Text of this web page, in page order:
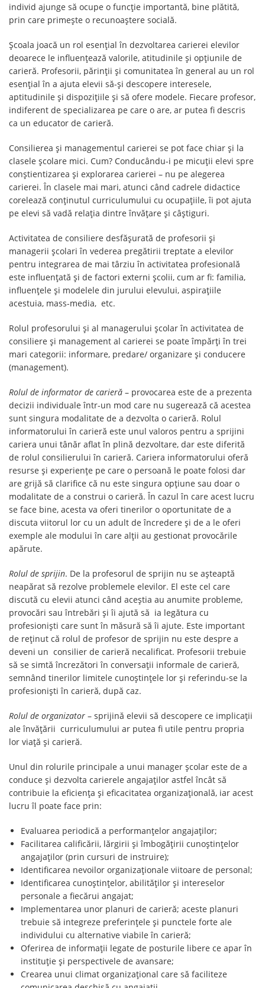
individ ajunge să ocupe o funcție importantă, bine plătită,
prin care primește o recunoaștere socială.
Școala joacă un rol esențial în dezvoltarea carierei elevilor
deoarece le influențează valorile, atitudinile și opțiunile de
carieră. Profesorii, părinții și comunitatea în general au un rol
esențial în a ajuta elevii să-și descopere interesele,
aptitudinile și dispozițiile și să ofere modele. Fiecare profesor,
indiferent de specializarea pe care o are, ar putea fi descris
ca un educator de carieră.
Consilierea și managementul carierei se pot face chiar și la
clasele școlare mici. Cum? Conducându-i pe micuții elevi spre
conștientizarea și explorarea carierei – nu pe alegerea
carierei. În clasele mai mari, atunci când cadrele didactice
corelează conținutul curriculumului cu ocupațiile, îi pot ajuta
pe elevi să vadă relația dintre învățare și câștiguri.
Activitatea de consiliere desfășurată de profesorii și
managerii școlari în vederea pregătirii treptate a elevilor
pentru integrarea de mai târziu în activitatea profesională
este influențată și de factori externi școlii, cum ar fi: familia,
influențele și modelele din jurului elevului, aspirațiile
acestuia, mass-media, etc.
Rolul profesorului și al managerului școlar în activitatea de
consiliere și management al carierei se poate împărți în trei
mari categorii: informare, predare/ organizare și conducere
(management).
Rolul de informator de carieră – provocarea este de a prezenta
decizii individuale într-un mod care nu sugerează că acestea
sunt singura modalitate de a dezvolta o carieră. Rolul
informatorului în carieră este unul valoros pentru a sprijini
cariera unui tânăr aflat în plină dezvoltare, dar este diferită
de rolul consilierului în carieră. Cariera informatorului oferă
resurse și experiențe pe care o persoană le poate folosi dar
are grijă să clarifice că nu este singura opțiune sau doar o
modalitate de a construi o carieră. În cazul în care acest lucru
se face bine, acesta va oferi tinerilor o oportunitate de a
discuta viitorul lor cu un adult de încredere și de a le oferi
exemple ale modului în care alții au gestionat provocările
apărute.
Rolul de sprijin. De la profesorul de sprijin nu se așteaptă
neapărat să rezolve problemele elevilor. El este cel care
discută cu elevii atunci când aceștia au anumite probleme,
provocări sau întrebări și îi ajută să ia legătura cu
profesioniști care sunt în măsură să îi ajute. Este important
de reținut că rolul de profesor de sprijin nu este despre a
deveni un consilier de carieră necalificat. Profesorii trebuie
să se simtă încrezători în conversații informale de carieră,
semnând tinerilor limitele cunoștințele lor și referindu-se la
profesioniști în carieră, după caz.
Rolul de organizator – sprijină elevii să descopere ce implicații
ale învățării curriculumului ar putea fi utile pentru propria
lor viață și carieră.
Unul din rolurile principale a unui manager școlar este de a
conduce și dezvolta carierele angajaților astfel încât să
contribuie la eficiența şi eficacitatea organizațională, iar acest
lucru îl poate face prin:
Evaluarea periodică a performanţelor angajaţilor;
Facilitarea calificării, lărgirii şi îmbogăţirii cunoştinţelor
angajaţilor (prin cursuri de instruire);
Identificarea nevoilor organizaţionale viitoare de personal;
Identificarea cunoştinţelor, abilităţilor şi intereselor
personale a fiecărui angajat;
Implementarea unor planuri de carieră; aceste planuri
trebuie să integreze preferinţele şi punctele forte ale
individului cu alternative viabile în carieră;
Oferirea de informaţii legate de posturile libere ce apar în
instituție şi perspectivele de avansare;
Crearea unui climat organizaţional care să faciliteze